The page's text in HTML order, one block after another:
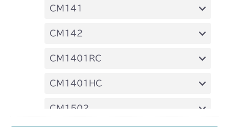
本体 FIG25 刈刃
CM141
FIG28 アクスル
CM142
FIG28 アクスル
CM1401RC
ミッション FIG4 アクスル
CM1401HC
ミッション FIG4 アクスル
CM1502